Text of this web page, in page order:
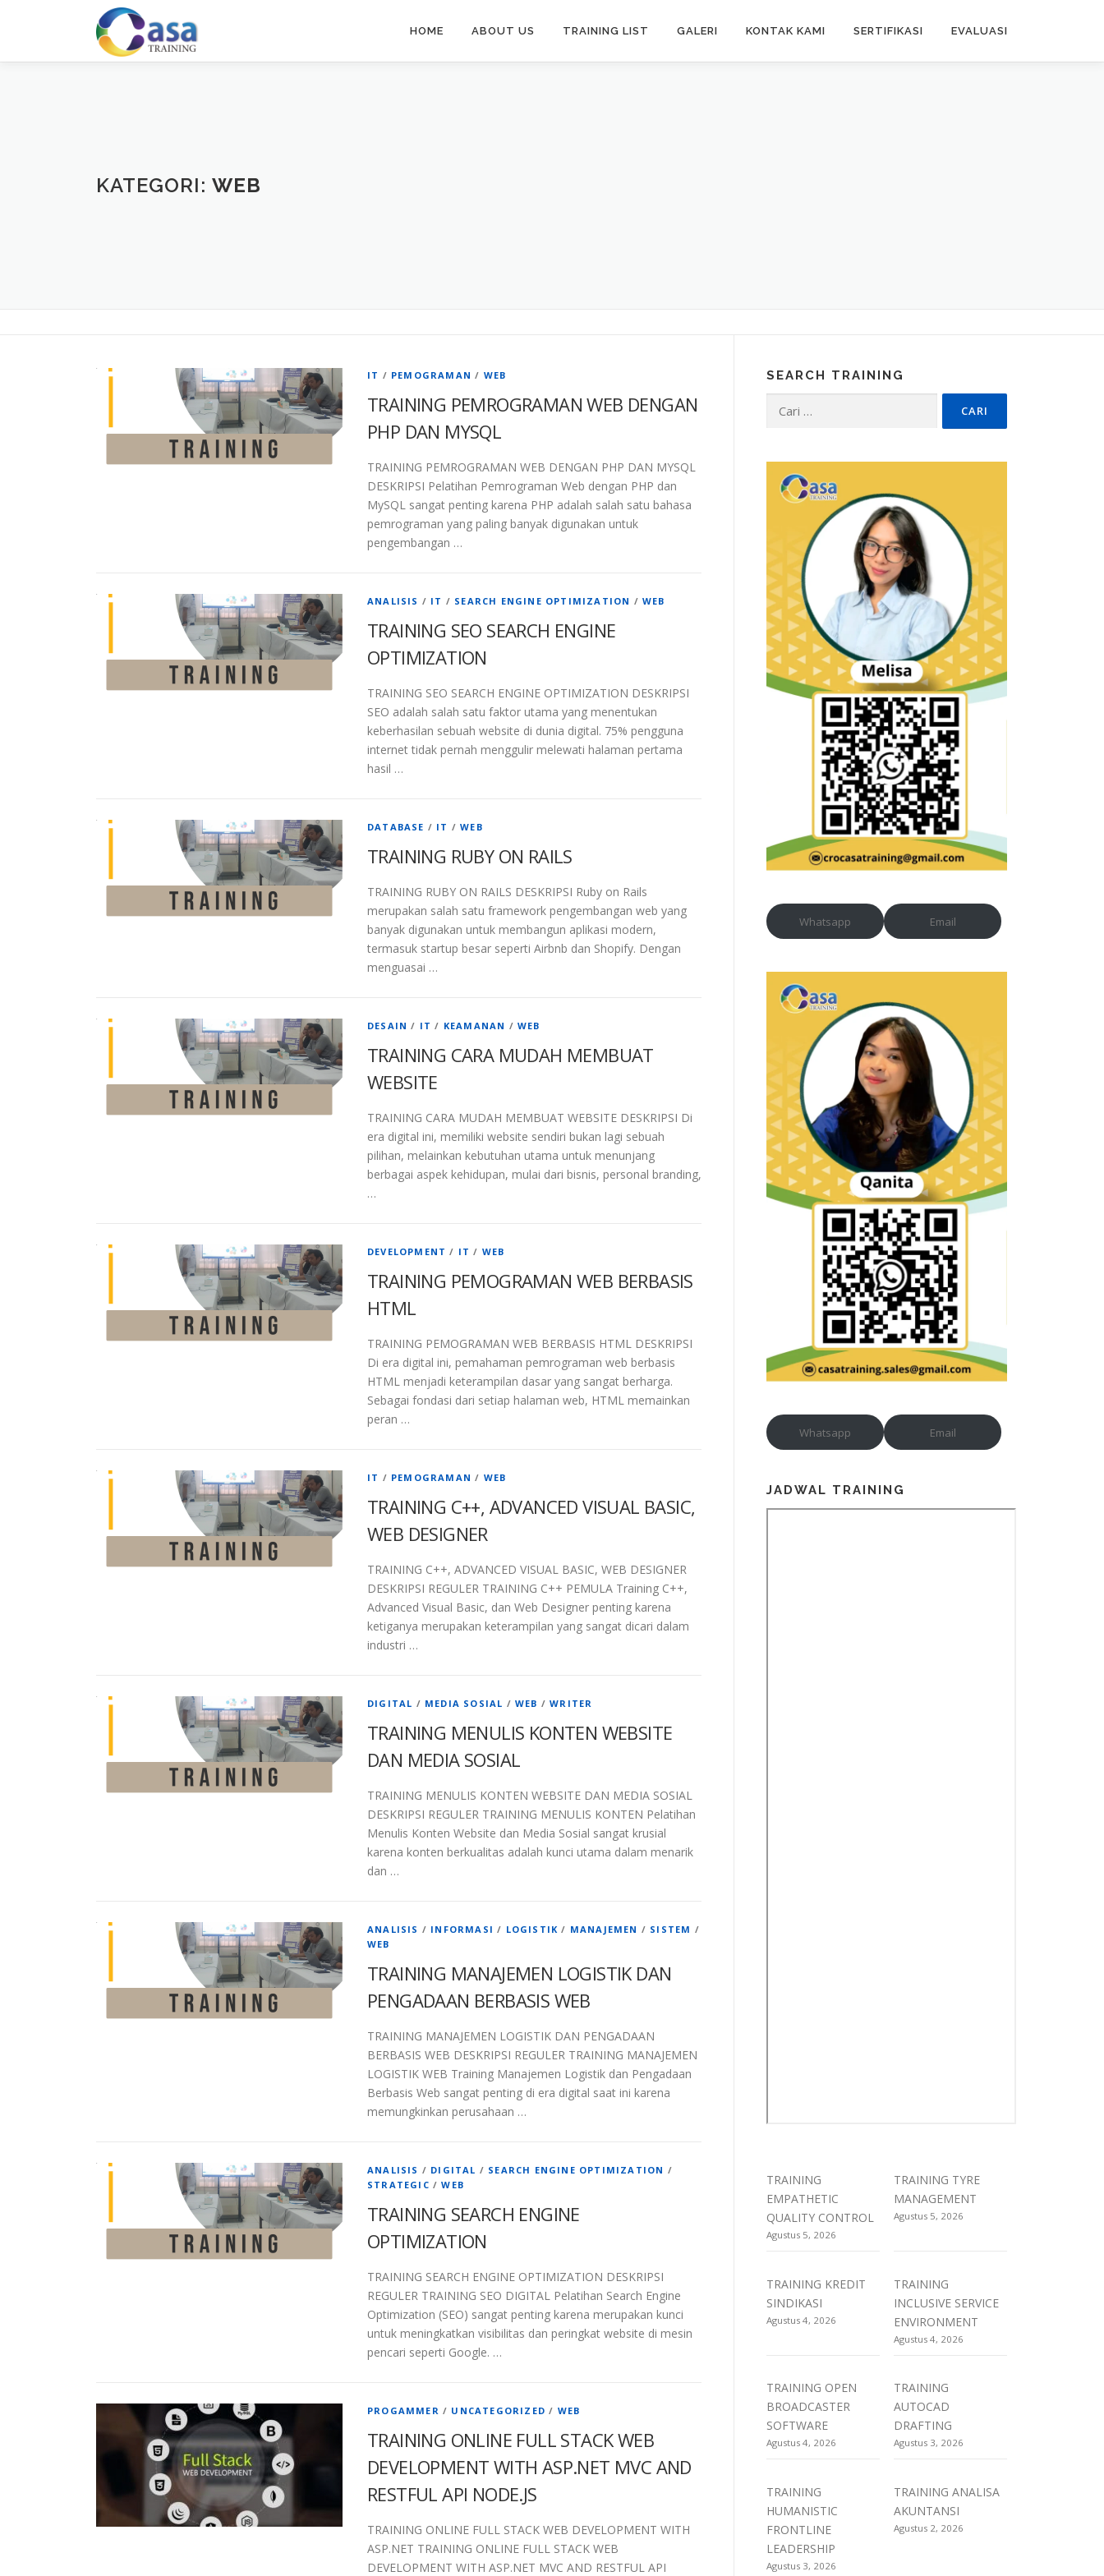
HOME ABOUT US TRAINING LIST GALERI KONTAK KAMI SERTIFIKASI EVALUASI
KATEGORI: WEB
IT / PEMOGRAMAN / WEB
TRAINING PEMROGRAMAN WEB DENGAN
PHP DAN MYSQL
TRAINING PEMROGRAMAN WEB DENGAN PHP DAN MYSQL
DESKRIPSI Pelatihan Pemrograman Web dengan PHP dan
MySQL sangat penting karena PHP adalah salah satu bahasa
pemrograman yang paling banyak digunakan untuk
pengembangan …
ANALISIS / IT / SEARCH ENGINE OPTIMIZATION /WEB
TRAINING SEO SEARCH ENGINE
OPTIMIZATION
TRAINING SEO SEARCH ENGINE OPTIMIZATION DESKRIPSI
SEO adalah salah satu faktor utama yang menentukan
keberhasilan sebuah website di dunia digital. 75% pengguna
internet tidak pernah menggulir melewati halaman pertama
hasil …
DATABASE / IT /WEB
TRAINING RUBY ON RAILS
TRAINING RUBY ON RAILS DESKRIPSI Ruby on Rails
merupakan salah satu framework pengembangan web yang
banyak digunakan untuk membangun aplikasi modern,
termasuk startup besar seperti Airbnb dan Shopify. Dengan
menguasai …
DESAIN / IT / KEAMANAN /WEB
TRAINING CARA MUDAH MEMBUAT
WEBSITE
TRAINING CARA MUDAH MEMBUAT WEBSITE DESKRIPSI Di
era digital ini, memiliki website sendiri bukan lagi sebuah
pilihan, melainkan kebutuhan utama untuk menunjang
berbagai aspek kehidupan, mulai dari bisnis, personal branding,
…
DEVELOPMENT / IT / WEB
TRAINING PEMOGRAMAN WEB BERBASIS
HTML
TRAINING PEMOGRAMAN WEB BERBASIS HTML DESKRIPSI
Di era digital ini, pemahaman pemrograman web berbasis
HTML menjadi keterampilan dasar yang sangat berharga.
Sebagai fondasi dari setiap halaman web, HTML memainkan
peran …
IT / PEMOGRAMAN / WEB
TRAINING C++, ADVANCED VISUAL BASIC,
WEB DESIGNER
TRAINING C++, ADVANCED VISUAL BASIC, WEB DESIGNER
DESKRIPSI REGULER TRAINING C++ PEMULA Training C++,
Advanced Visual Basic, dan Web Designer penting karena
ketiganya merupakan keterampilan yang sangat dicari dalam
industri …
DIGITAL / MEDIA SOSIAL /WEB /WRITER
TRAINING MENULIS KONTEN WEBSITE
DAN MEDIA SOSIAL
TRAINING MENULIS KONTEN WEBSITE DAN MEDIA SOSIAL
DESKRIPSI REGULER TRAINING MENULIS KONTEN Pelatihan
Menulis Konten Website dan Media Sosial sangat krusial
karena konten berkualitas adalah kunci utama dalam menarik
dan …
ANALISIS / INFORMASI / LOGISTIK / MANAJEMEN / SISTEM /
WEB
TRAINING MANAJEMEN LOGISTIK DAN
PENGADAAN BERBASIS WEB
TRAINING MANAJEMEN LOGISTIK DAN PENGADAAN
BERBASIS WEB DESKRIPSI REGULER TRAINING MANAJEMEN
LOGISTIK WEB Training Manajemen Logistik dan Pengadaan
Berbasis Web sangat penting di era digital saat ini karena
memungkinkan perusahaan …
ANALISIS / DIGITAL / SEARCH ENGINE OPTIMIZATION /
STRATEGIC /WEB
TRAINING SEARCH ENGINE
OPTIMIZATION
TRAINING SEARCH ENGINE OPTIMIZATION DESKRIPSI
REGULER TRAINING SEO DIGITAL Pelatihan Search Engine
Optimization (SEO) sangat penting karena merupakan kunci
untuk meningkatkan visibilitas dan peringkat website di mesin
pencari seperti Google. …
PROGAMMER / UNCATEGORIZED / WEB
TRAINING ONLINE FULL STACK WEB
DEVELOPMENT WITH ASP.NET MVC AND
RESTFUL API NODE.JS
TRAINING ONLINE FULL STACK WEB DEVELOPMENT WITH
ASP.NET TRAINING ONLINE FULL STACK WEB
DEVELOPMENT WITH ASP.NET MVC AND RESTFUL API
SEARCH TRAINING
untuk:
Whatsapp Email
Whatsapp Email
JADWAL TRAINING
TRAINING
EMPATHETIC
QUALITY CONTROL
Agustus 5, 2026
TRAINING TYRE
MANAGEMENT
Agustus 5, 2026
TRAINING KREDIT
SINDIKASI
Agustus 4, 2026
TRAINING
INCLUSIVE SERVICE
ENVIRONMENT
Agustus 4, 2026
TRAINING OPEN
BROADCASTER
SOFTWARE
Agustus 4, 2026
TRAINING
AUTOCAD
DRAFTING
Agustus 3, 2026
TRAINING
HUMANISTIC
FRONTLINE
LEADERSHIP
Agustus 3, 2026
TRAINING ANALISA
AKUNTANSI
Agustus 2, 2026